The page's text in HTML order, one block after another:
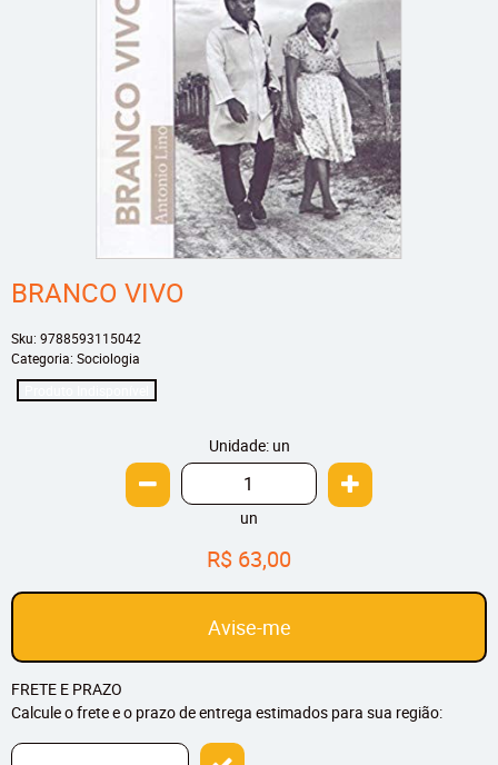
BRANCO VIVO
Sku: 9788593115042
Categoria: Sociologia
Unidade: un
un
R$ 63,00
Avise-me
FRETE E PRAZO
Calcule o frete e o prazo de entrega estimados para sua região: